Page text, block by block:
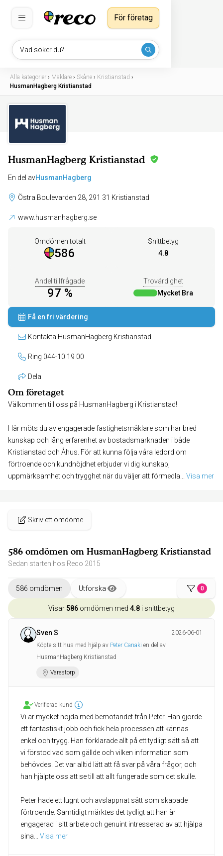
Vad söker du?
För företag
Alla kategorier › Mäklare › Skåne › Kristianstad ›
HusmanHagberg Kristianstad
HusmanHagberg Kristianstad
En del avHusmanHagberg
Östra Boulevarden 28, 291 31 Kristianstad
www.husmanhagberg.se
Omdömen totalt
586
Snittbetyg
4.8
Andel tillfrågade
97 %
Trovärdighet
Mycket Bra
Få en fri värdering
Kontakta HusmanHagberg Kristianstad
Ring 044-10 19 00
Dela
Om företaget
Välkommen till oss på HusmanHagberg i Kristianstad!
Här möts du av engagerade fastighetsmäklare som har bred
kunskap och lång erfarenhet av bostadsmarknaden i både
Kristianstad och Åhus. För att kunna följa våra ledord om
förtroende och kundnöjdhet erbjuder vi dig kunskap,
uppmärksamhet och trygghet när du väljer att förmedla
Visa mer
Skriv ett omdöme
586 omdömen om HusmanHagberg Kristianstad
Sedan starten hos Reco 2015
586 omdömen Utforska 0
Visar 586 omdömen med 4.8 i snittbetyg
Sven S
2026-06-01
Köpte sitt hus med hjälp av Peter Canaki en del av
HusmanHagberg Kristianstad
Värestorp
Verifierad kund
Vi är mycket nöjda med bemötandet från Peter. Han gjorde
ett fantastiskt jobb och fick hela processen att kännas
enkel och trygg. Han förklarade allt på ett tydligt sätt så att
vi förstod vad som gällde och vilken information som
behövdes. Det var alltid lätt att få svar på våra frågor, och
han hjälpte oss att se till att allt fungerade som det skulle.
Peter hade ett lugnt och avslappnat sätt som skapade
förtroende. Samtidigt märktes det tydligt att han är
engagerad i sitt arbete och genuint intresserad av att hjälpa
sina
Visa mer